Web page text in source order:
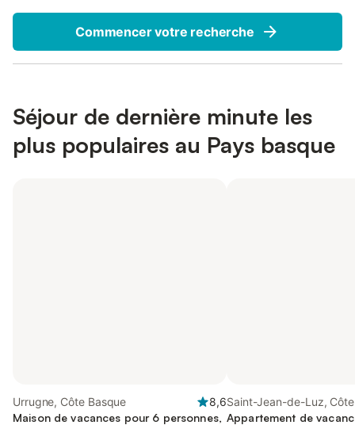
Commencer votre recherche
Séjour de dernière minute les
plus populaires au Pays basque
Urrugne, Côte Basque
8,6
Maison de vacances pour 6 personnes,
Saint-Jean-de-Luz,
Appartement de